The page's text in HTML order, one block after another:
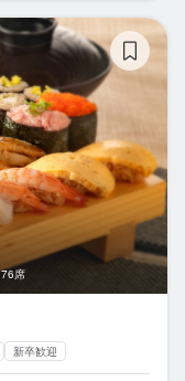
76席
新卒歓迎